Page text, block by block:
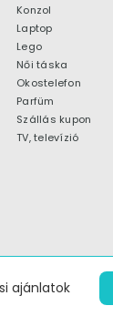
Konzol
Laptop
Lego
Női táska
Okostelefon
Parfüm
Szállás kupon
TV, televízió
ajánlatok